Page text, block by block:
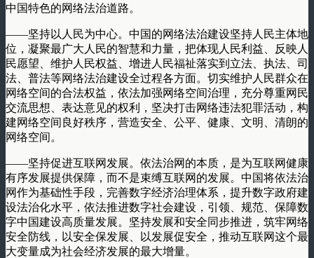
中国特色的网络法治道路。
——坚持以人民为中心。中国的网络法治建设坚持人民主体地
位，凝聚最广大人民的智慧和力量，把体现人民利益、反映人
民愿望、维护人民权益、增进人民福祉落实到立法、执法、司
法、普法等网络法治建设全过程各方面。切实维护人民群众在
网络空间的合法权益，依法加强网络空间治理，充分尊重网民
交流思想、表达意见的权利，坚决打击网络违法犯罪活动，构
建网络空间良好秩序，营造安全、公平、健康、文明、清朗的
网络空间。
——坚持促进互联网发展。依法治网的本质，是为互联网健康
有序发展提供保障，而不是束缚互联网的发展。中国将依法治
网作为基础性手段，完善数字经济治理体系，提升数字政府建
设法治化水平，依法推进数字社会建设，引领、规范、保障数
字中国建设高质量发展。坚持发展和安全同步推进，筑牢网络
安全防线，以安全保发展、以发展促安全，推动互联网这个最
大变量成为社会经济发展的最大增量。